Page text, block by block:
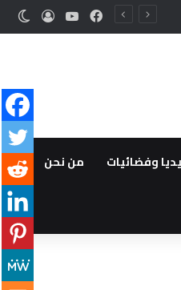
فيسبوك‫YouTube
تسجيل
وفضائيات من نحن